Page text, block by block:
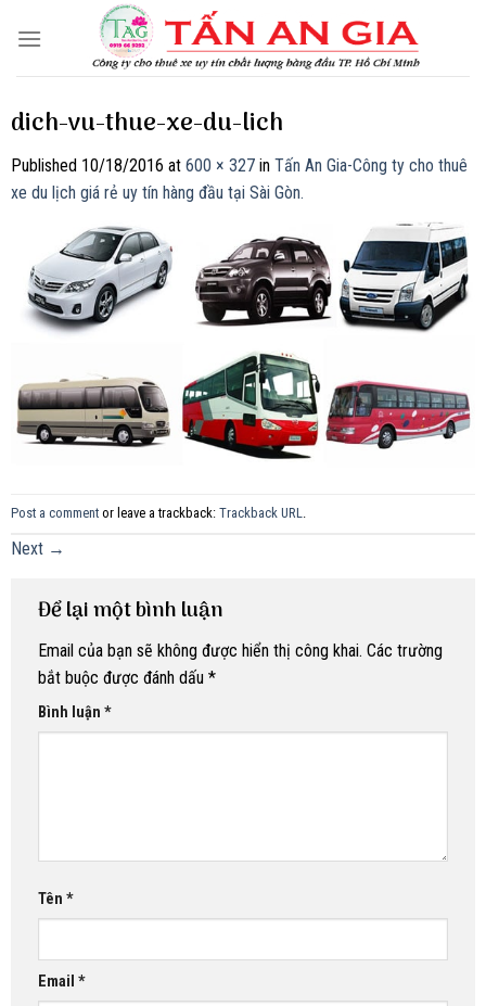
dich-vu-thue-xe-du-lich
Published 10/18/2016 at 600 × 327 in Tấn An Gia-Công ty cho thuê
xe du lịch giá rẻ uy tín hàng đầu tại Sài Gòn.
Post a comment or leave a trackback: Trackback URL
Next →
Để lại một bình luận
Email của bạn sẽ không được hiển thị công khai. Các trường
bắt buộc được đánh dấu *
Bình luận *
Tên *
Email *